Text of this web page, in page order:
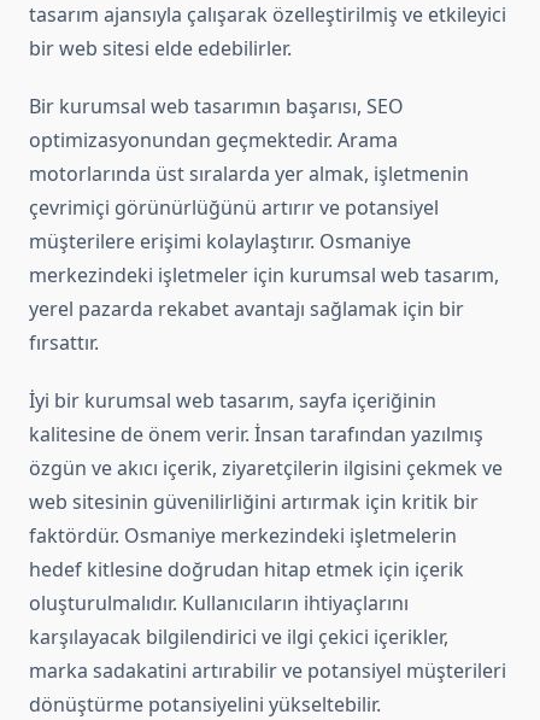
tasarım ajansıyla çalışarak özelleştirilmiş ve etkileyici
bir web sitesi elde edebilirler.
Bir kurumsal web tasarımın başarısı, SEO
optimizasyonundan geçmektedir. Arama
motorlarında üst sıralarda yer almak, işletmenin
çevrimiçi görünürlüğünü artırır ve potansiyel
müşterilere erişimi kolaylaştırır. Osmaniye
merkezindeki işletmeler için kurumsal web tasarım,
yerel pazarda rekabet avantajı sağlamak için bir
fırsattır.
İyi bir kurumsal web tasarım, sayfa içeriğinin
kalitesine de önem verir. İnsan tarafından yazılmış
özgün ve akıcı içerik, ziyaretçilerin ilgisini çekmek ve
web sitesinin güvenilirliğini artırmak için kritik bir
faktördür. Osmaniye merkezindeki işletmelerin
hedef kitlesine doğrudan hitap etmek için içerik
oluşturulmalıdır. Kullanıcıların ihtiyaçlarını
karşılayacak bilgilendirici ve ilgi çekici içerikler,
marka sadakatini artırabilir ve potansiyel müşterileri
dönüştürme potansiyelini yükseltebilir.